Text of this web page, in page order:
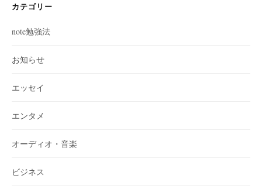
カテゴリー
note勉強法
お知らせ
エッセイ
エンタメ
オーディオ・音楽
ビジネス